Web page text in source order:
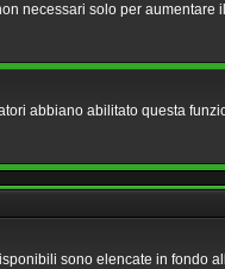
necessari solo per aumentare
abbiano abilitato questa
sono elencate in fondo